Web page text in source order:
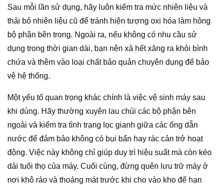
Sau mỗi lần sử dụng, hãy luôn kiểm tra mức nhiên liệu và
thải bỏ nhiên liệu cũ để tránh hiện tượng oxi hóa làm hỏng
bộ phận bên trong. Ngoài ra, nếu không có nhu cầu sử
dụng trong thời gian dài, bạn nên xả hết xăng ra khỏi bình
chứa và thêm vào loại chất bảo quản chuyên dụng để bảo
vệ hệ thống.
Một yếu tố quan trọng khác chính là việc vệ sinh máy sau
khi dùng. Hãy thường xuyên lau chùi các bộ phận bên
ngoài và kiểm tra tình trạng lọc gianh giữa các ống dẫn
nước để đảm bảo không có bụi bẩn hay rác cản trở hoạt
động. Việc này không chỉ giúp duy trì hiệu suất mà còn kéo
dài tuổi thọ của máy. Cuối cùng, đừng quên lưu trữ máy ở
nơi khô ráo và thoáng mát trước khi cho vào kho để hạn